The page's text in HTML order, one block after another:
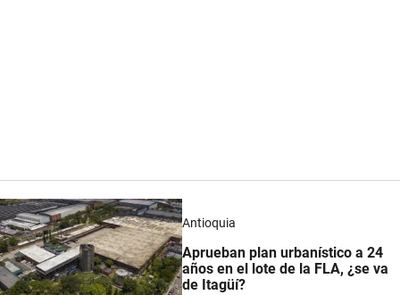
Antioquia
Aprueban plan urbanístico a 24
años en el lote de la FLA, ¿se va
de Itagüí?